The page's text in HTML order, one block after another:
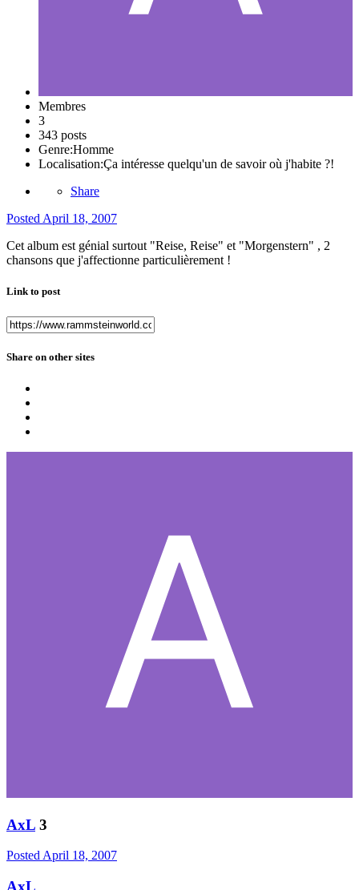
Membres
3
343 posts
Genre:Homme
Localisation:Ça intéresse quelqu'un de savoir où j'habite ?!
Share
Posted April 18, 2007
Cet album est génial surtout "Reise, Reise" et "Morgenstern" , 2
chansons que j'affectionne particulièrement !
Link to post
Share on other sites
AxL 3
Posted April 18, 2007
AxL